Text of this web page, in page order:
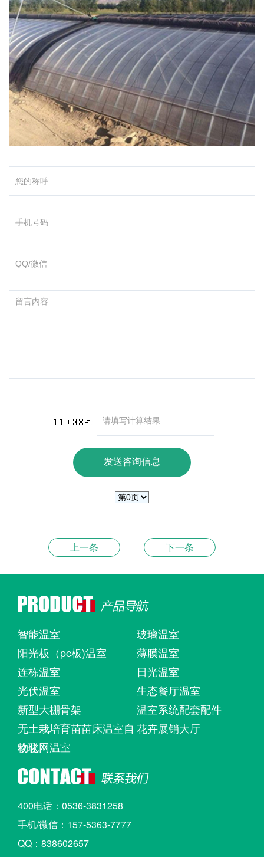
上一条 下一条
智能温室
玻璃温室
阳光板（pc板)温室
薄膜温室
连栋温室
日光温室
光伏温室
生态餐厅温室
新型大棚骨架
温室系统配套配件
无土栽培育苗苗床温室自
动化
花卉展销大厅
物联网温室
400电话：0536-3831258
手机/微信：157-5363-7777
QQ：838602657